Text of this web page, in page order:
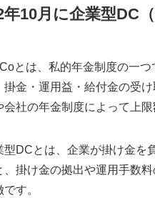
年10月に企業型DC
とは、私的年金制度の一
掛金・運用益・給付金の受
会社の年金制度によって上限
型DCとは、企業が掛け金を
、掛け金の拠出や運用手数
す。